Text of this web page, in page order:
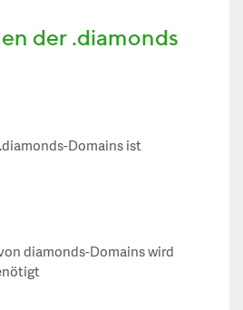
der .diamonds
Domains ist
diamonds-Domains wird